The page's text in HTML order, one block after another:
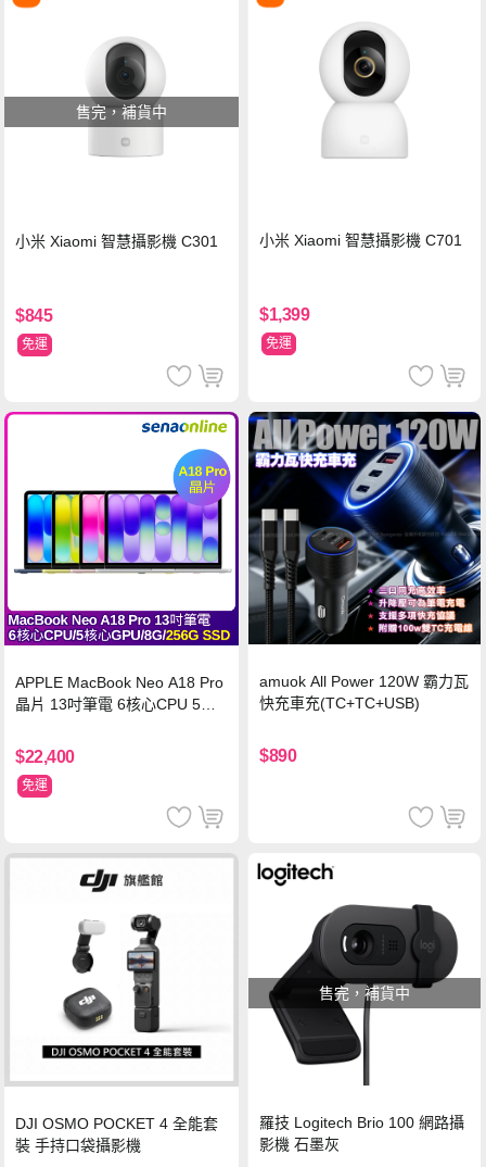
售完，補貨中
小米 Xiaomi 智慧攝影機 C301
$845
免運
小米 Xiaomi 智慧攝影機 C701
$1,399
免運
APPLE MacBook Neo A18 Pro
晶片 13吋筆電 6核心CPU 5核
$22,400
免運
amuok All Power 120W 霸力瓦
快充車充(TC+TC+USB)
$890
DJI OSMO POCKET 4 全能套
裝 手持口袋攝影機
售完，補貨中
羅技 Logitech Brio 100 網路攝
影機 石墨灰